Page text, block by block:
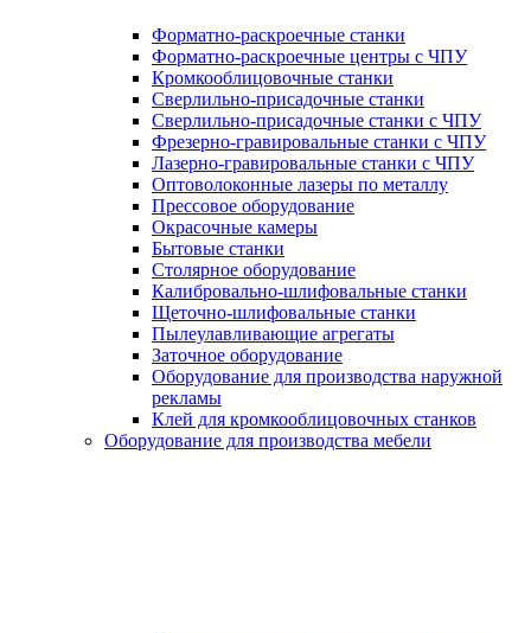
Форматно-раскроечные станки
Форматно-раскроечные центры с ЧПУ
Кромкооблицовочные станки
Сверлильно-присадочные станки
Сверлильно-присадочные станки с ЧПУ
Фрезерно-гравировальные станки с ЧПУ
Лазерно-гравировальные станки с ЧПУ
Оптоволоконные лазеры по металлу
Прессовое оборудование
Окрасочные камеры
Бытовые станки
Столярное оборудование
Калибровально-шлифовальные станки
Щеточно-шлифовальные станки
Пылеулавливающие агрегаты
Заточное оборудование
Оборудование для производства наружной
рекламы
Клей для кромкооблицовочных станков
Оборудование для производства мебели